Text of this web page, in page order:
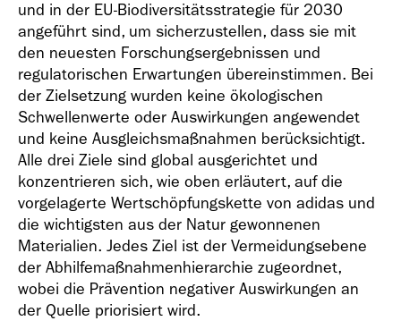
und in der EU-Biodiversitätsstrategie für 2030
angeführt sind, um sicherzustellen, dass sie mit
den neuesten Forschungsergebnissen und
regulatorischen Erwartungen übereinstimmen. Bei
der Zielsetzung wurden keine ökologischen
Schwellenwerte oder Auswirkungen angewendet
und keine Ausgleichsmaßnahmen berücksichtigt.
Alle drei Ziele sind global ausgerichtet und
konzentrieren sich, wie oben erläutert, auf die
vorgelagerte Wertschöpfungskette von adidas und
die wichtigsten aus der Natur gewonnenen
Materialien. Jedes Ziel ist der Vermeidungsebene
der Abhilfemaßnahmenhierarchie zugeordnet,
wobei die Prävention negativer Auswirkungen an
der Quelle priorisiert wird.